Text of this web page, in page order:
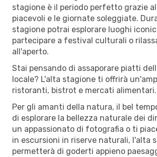
stagione è il periodo perfetto grazie
piacevoli e le giornate soleggiate.
stagione potrai esplorare luoghi
partecipare a festival culturali o
all'aperto.
Stai pensando di assaporare piatti
locale? L'alta stagione ti offrirà
ristoranti, bistrot e mercati alimentari.
Per gli amanti della natura, il bel
di esplorare la bellezza naturale dei
un appassionato di fotografia o ti
in escursioni in riserve naturali, l'alta
permetterà di goderti appieno